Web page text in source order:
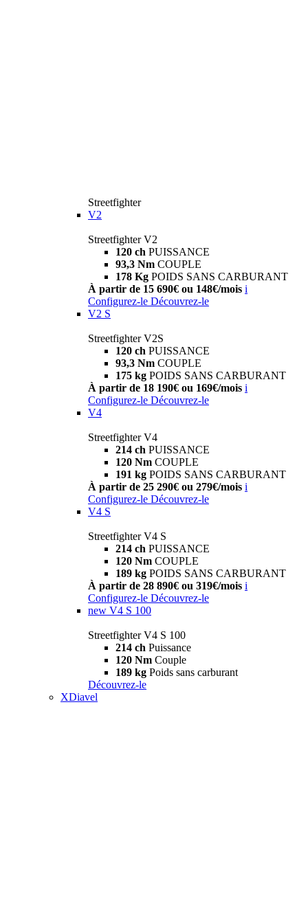
Streetfighter
V2
Streetfighter V2
120 ch PUISSANCE
93,3 Nm COUPLE
178 Kg POIDS SANS CARBURANT
À partir de 15 690€ ou 148€/mois i
Configurez-le Découvrez-le
V2 S
Streetfighter V2S
120 ch PUISSANCE
93,3 Nm COUPLE
175 kg POIDS SANS CARBURANT
À partir de 18 190€ ou 169€/mois i
Configurez-le Découvrez-le
V4
Streetfighter V4
214 ch PUISSANCE
120 Nm COUPLE
191 kg POIDS SANS CARBURANT
À partir de 25 290€ ou 279€/mois i
Configurez-le Découvrez-le
V4 S
Streetfighter V4 S
214 ch PUISSANCE
120 Nm COUPLE
189 kg POIDS SANS CARBURANT
À partir de 28 890€ ou 319€/mois i
Configurez-le Découvrez-le
new V4 S 100
Streetfighter V4 S 100
214 ch Puissance
120 Nm Couple
189 kg Poids sans carburant
Découvrez-le
XDiavel